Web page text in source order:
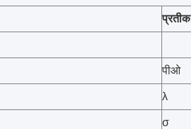
प्रतीक
पीओ
λ
σ